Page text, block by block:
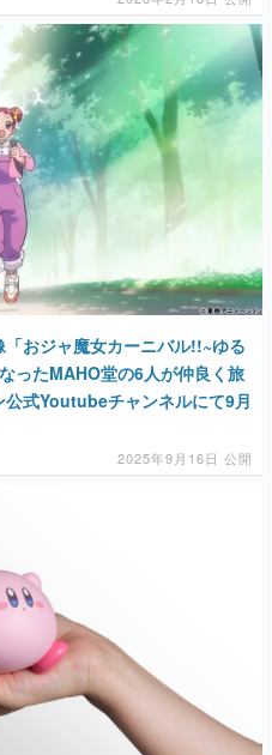
「おジャ魔女カーニバル!!~ゆる
ったMAHO堂の6人が仲良く旅
式Youtubeチャンネルにて9月
2025年9月16日 公開